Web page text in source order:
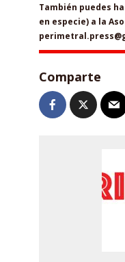
También puedes
en especie) a la
Comparte